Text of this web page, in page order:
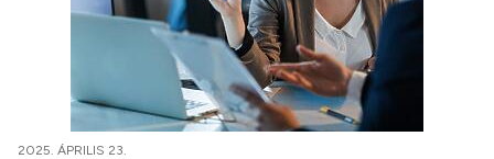
2025. ÁPRILIS 23.